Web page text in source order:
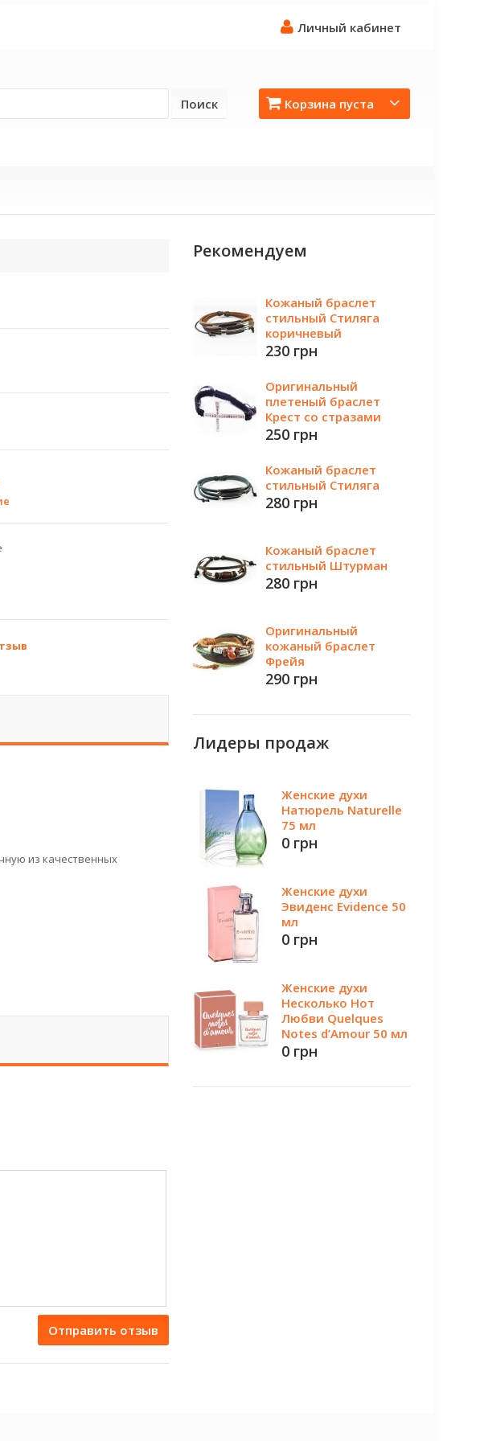
Личный кабинет
Корзина пуста
Поиск
из качественных
Отправить отзыв
Рекомендуем
Кожаный браслет
стильный Стиляга
коричневый
230 грн
Оригинальный
плетеный браслет
Крест со стразами
250 грн
Кожаный браслет
стильный Стиляга
280 грн
Кожаный браслет
стильный Штурман
280 грн
Оригинальный
кожаный браслет
Фрейя
290 грн
Лидеры продаж
Женские духи
Натюрель Naturelle
75 мл
0 грн
Женские духи
Эвиденс Evidence 50
мл
0 грн
Женские духи
Несколько Нот
Любви Quelques
Notes d’Amour 50 мл
0 грн